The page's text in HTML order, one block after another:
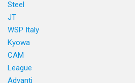
Steel
JT
WSP Italy
Kyowa
CAM
League
Advanti